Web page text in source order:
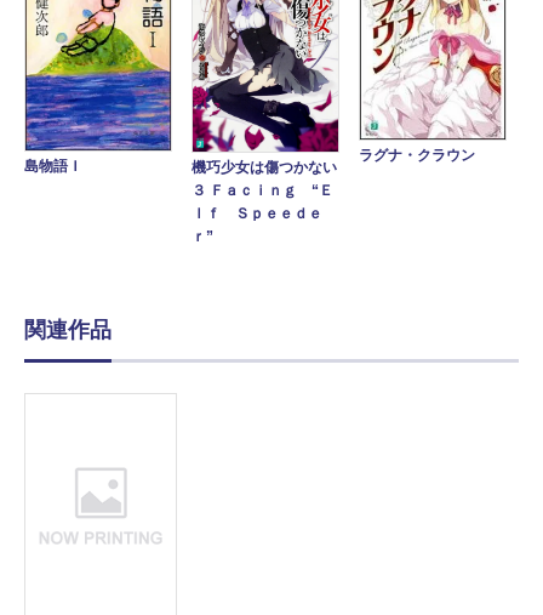
島物語Ｉ
機巧少女は傷つかない
３ Ｆａｃｉｎｇ “Ｅ
ｌｆ Ｓｐｅｅｄｅ
ｒ”
ラグナ・クラウン
関連作品